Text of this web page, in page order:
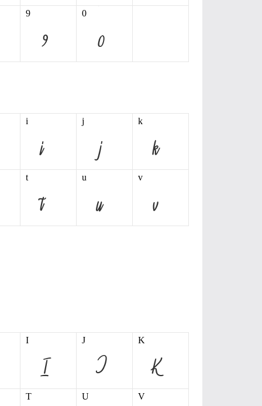
9 0
i j k
t u v
I J K
T U V